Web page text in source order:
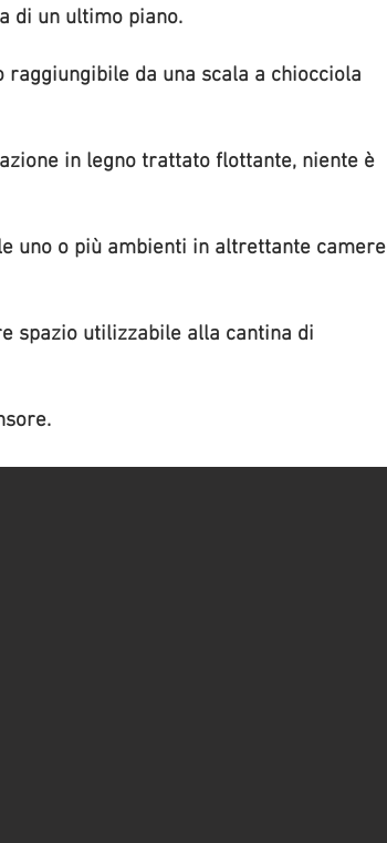
di un ultimo piano.
da una scala a chiocciola
in legno trattato flottante, niente è
uno o più ambienti in altrettante camere
spazio utilizzabile alla cantina di